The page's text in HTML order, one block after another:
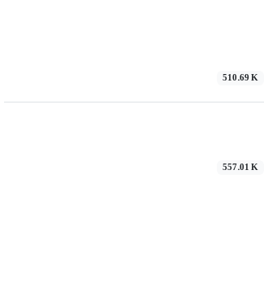
510.69 K
557.01 K